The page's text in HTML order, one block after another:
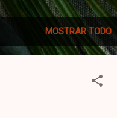
MOSTRAR TODO